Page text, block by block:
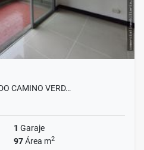
CAMINO VERD…
1 Garaje
97Área m2